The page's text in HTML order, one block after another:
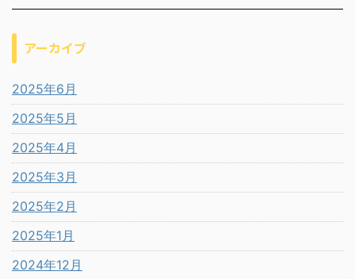
アーカイブ
2025年6月
2025年5月
2025年4月
2025年3月
2025年2月
2025年1月
2024年12月